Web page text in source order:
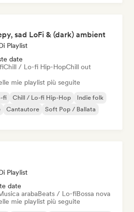
sad LoFi & (dark) ambient
Playlist
date
Chill / Lo-fi Hip-HopChill out
mie playlist più seguite
fi Chill / Lo-fi Hip-Hop
Indie folk
Cantautore
Soft Pop / Ballata
Playlist
date
arabaBeats / Lo-fiBossa nova
mie playlist più seguite